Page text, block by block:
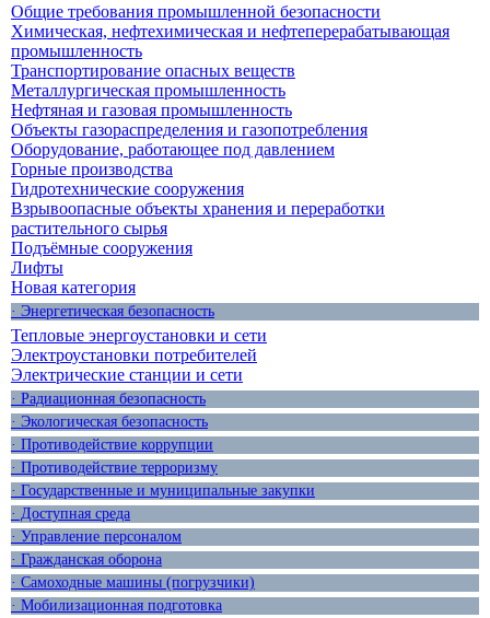
Общие требования промышленной безопасности
Химическая, нефтехимическая и нефтеперерабатывающая
промышленность
Транспортирование опасных веществ
Металлургическая промышленность
Нефтяная и газовая промышленность
Объекты газораспределения и газопотребления
Оборудование, работающее под давлением
Горные производства
Гидротехнические сооружения
Взрывоопасные объекты хранения и переработки
растительного сырья
Подъёмные сооружения
Лифты
Новая категория
· Энергетическая безопасность
Тепловые энергоустановки и сети
Электроустановки потребителей
Электрические станции и сети
· Радиационная безопасность
· Экологическая безопасность
· Противодействие коррупции
· Противодействие терроризму
· Государственные и муниципальные закупки
· Доступная среда
· Управление персоналом
· Гражданская оборона
· Самоходные машины (погрузчики)
· Мобилизационная подготовка